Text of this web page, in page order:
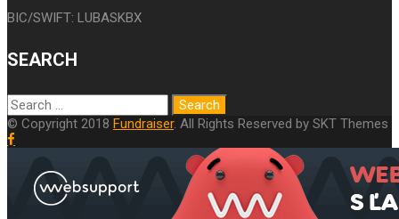
BIC/SWIFT: LUBASKBX
SEARCH
© Copyright 2018 Fundraiser. All Rights Reserved by SKT Themes